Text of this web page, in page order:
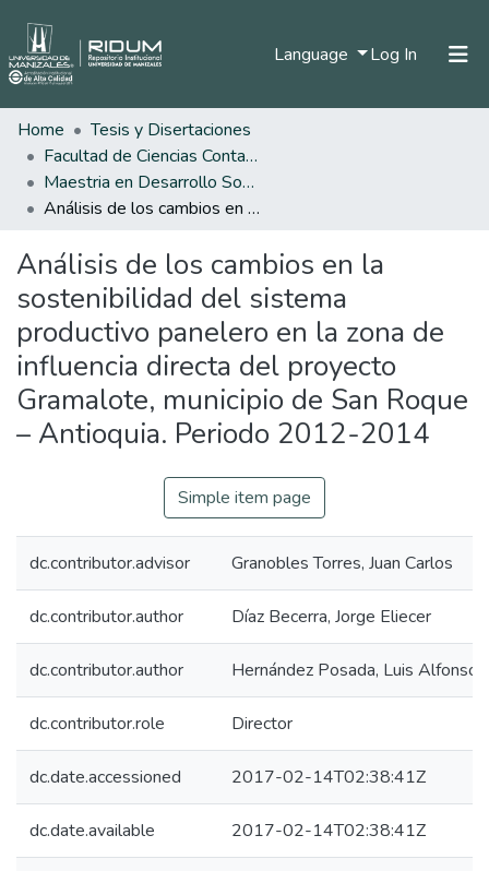
Language Log In (current)
Home
Tesis y Disertaciones
Facultad de Ciencias Contables Económicas y Administrativas
Maestria en Desarrollo Sostenible y Medio Ambiente
Análisis de los cambios en la sostenibilidad del sistema productivo panelero en la zona de influencia directa del proyecto Gramalote, municipio de San Roque – Antioquia. Periodo 2012-2014
Análisis de los cambios en la
sostenibilidad del sistema
productivo panelero en la zona de
influencia directa del proyecto
Gramalote, municipio de San Roque
– Antioquia. Periodo 2012-2014
Simple item page
dc.contributor.advisor Granobles Torres, Juan Carlos
dc.contributor.author Díaz Becerra, Jorge Eliecer
dc.contributor.author Hernández Posada, Luis Alfonso
dc.contributor.role Director
dc.date.accessioned 2017-02-14T02:38:41Z
dc.date.available 2017-02-14T02:38:41Z